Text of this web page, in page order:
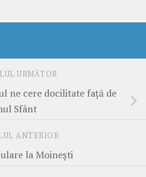
URMĂTOR
ne cere docilitate față de
Sfânt
ANTERIOR
la Moinești